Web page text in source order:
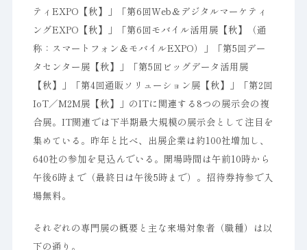
ティEXPO【秋】」「第6回Web＆デジタルマーケティ
ングEXPO【秋】」「第6回モバイル活用展【秋】（通
称：スマートフォン＆モバイルEXPO）」「第5回デー
タセンター展【秋】」「第5回ビッグデータ活用展
【秋】」「第4回通販ソリューション展【秋】」「第2回
IoT／M2M展【秋】」のITに関連する8つの展示会の複
合展。IT関連では下半期最大規模の展示会として注目を
集めている。昨年と比べ、出展企業は約100社増加し、
640社の参加を見込んでいる。開場時間は午前10時から
午後6時まで（最終日は午後5時まで）。招待券持参で入
場無料。
それぞれの専門展の概要と主な来場対象者（職種）は以
下の通り。